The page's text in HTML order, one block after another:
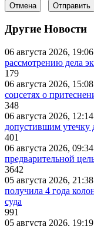
Отмена Отправить
Другие Новости
06 августа 2026, 19:06
рассмотрению дела
179
06 августа 2026, 15:08
соцсетях о
348
06 августа 2026, 12:14
допустившим
401
06 августа 2026, 09:34
предварительной
3642
05 августа 2026, 21:38
получила 4 года
суда
991
05 августа 2026, 19:19